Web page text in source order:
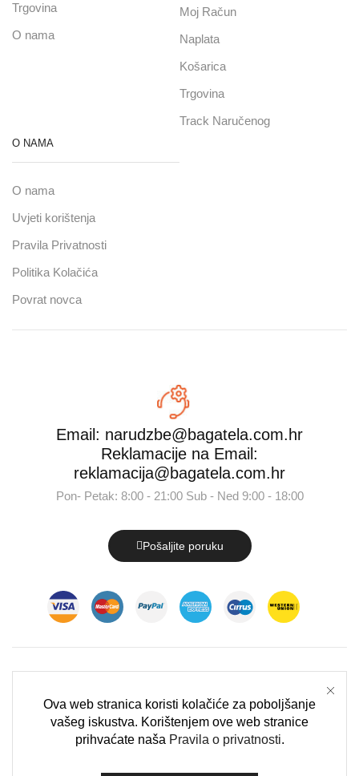
Trgovina
O nama
Moj Račun
Naplata
Košarica
Trgovina
Track Naručenog
O NAMA
O nama
Uvjeti korištenja
Pravila Privatnosti
Politika Kolačića
Povrat novca
Email: narudzbe@bagatela.com.hr
Reklamacije na Email:
reklamacija@bagatela.com.hr
Pon- Petak: 8:00 - 21:00 Sub - Ned 9:00 - 18:00
Pošaljite poruku
Tagovi
OZNAKE PROIZVODA
Ova web stranica koristi kolačiće za poboljšanje
vašeg iskustva. Korištenjem ove web stranice
prihvaćate naša Pravila o privatnosti.